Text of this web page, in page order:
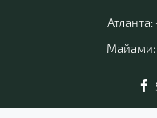
Майами: